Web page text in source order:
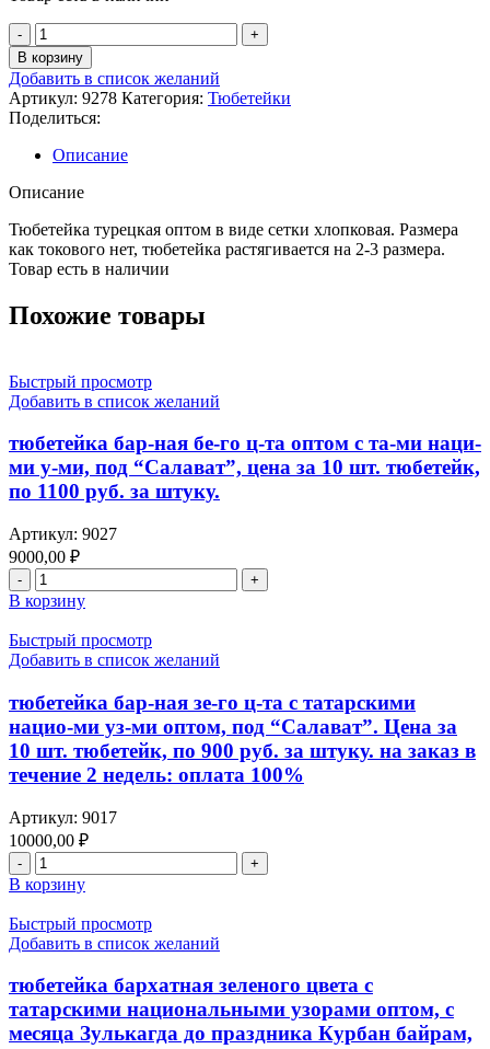
Количество
товара
тюбетейка
турецкая
оптом
в
виде
сетки
хлопковая,
цвета
В корзину
Добавить в список желаний
Артикул: 9278 Категория: Тюбетейки
Поделиться:
Описание
Описание
Тюбетейка турецкая оптом в виде сетки хлопковая. Размера
как токового нет, тюбетейка растягивается на 2-3 размера.
Товар есть в наличии
Похожие товары
Быстрый просмотр
Добавить в список желаний
тюбетейка бар-ная бе-го ц-та оптом с та-ми наци-
ми у-ми, под “Салават”, цена за 10 шт. тюбетейк,
по 1100 руб. за штуку.
Артикул: 9027
9000,00 ₽
Количество
товара
тюбетейка
бар-
ная
го
ц-
та
оптом
с
ми
наци-
ми
у-
ми,
“Салават”,
цена
10
шт.
тюбетейк,
В корзину
Быстрый просмотр
Добавить в список желаний
тюбетейка бар-ная зе-го ц-та с татарскими
нацио-ми уз-ми оптом, под “Салават”. Цена за
10 шт. тюбетейк, по 900 руб. за штуку. на заказ в
течение 2 недель: оплата 100%
Артикул: 9017
10000,00 ₽
Количество
товара
тюбетейка
бар-
ная
го
ц-
та
с
В корзину
Быстрый просмотр
Добавить в список желаний
тюбетейка бархатная зеленого цвета с
татарскими национальными узорами оптом, с
месяца Зулькагда до праздника Курбан байрам,